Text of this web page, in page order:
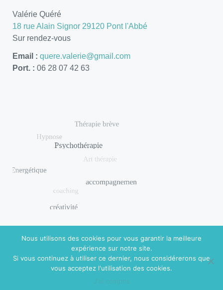
Valérie Quéré
18 rue Alain Signor 29120 Pont l'Abbé
Sur rendez-vous
Email : quere.valerie@gmail.com
Port. : 06 28 07 42 63
© 2018 DISHUAL. Réalisé parVirginie Guidal
Mentions
Nous utilisons des cookies pour vous garantir la meilleure
expérience sur notre site.
Si vous continuez à utiliser ce dernier, nous considérerons que
vous acceptez l'utilisation des cookies.